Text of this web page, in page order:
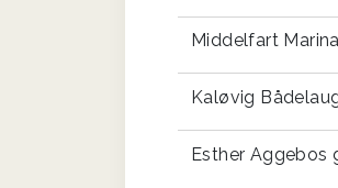
Middelfart
Kaløvig
Esther Aggebos